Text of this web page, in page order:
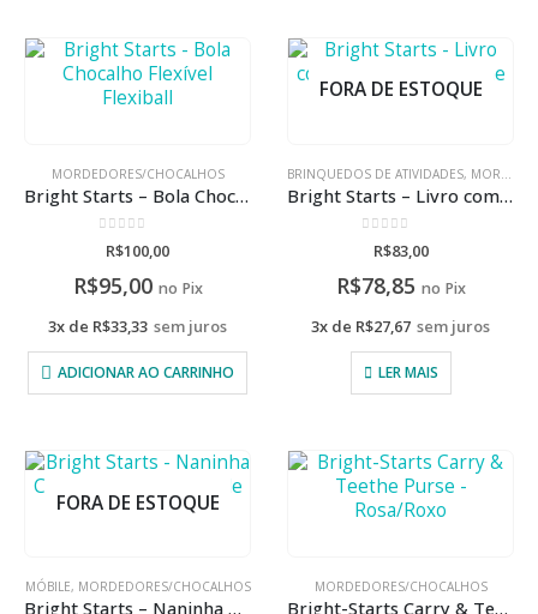
MORDEDORES/CHOCALHOS
Bright Starts – Bola Chocalho Flexível Flexiball
de 5
R$100,00
R$95,00 no Pix
3x de R$33,33 sem juros
ADICIONAR AO CARRINHO
FORA DE ESTOQUE
BRINQUEDOS DE ATIVIDADES, MORDEDORES/CHOCALHOS
Bright Starts – Livro com mordedor Theethe and read
de 5
R$83,00
R$78,85 no Pix
3x de R$27,67 sem juros
LER MAIS
FORA DE ESTOQUE
MÓBILE, MORDEDORES/CHOCALHOS
Bright Starts – Naninha Com Mordedor Snuggle & Teethe
MORDEDORES/CHOCALHOS
Bright-Starts Carry & Teethe Purse – Rosa/Roxo